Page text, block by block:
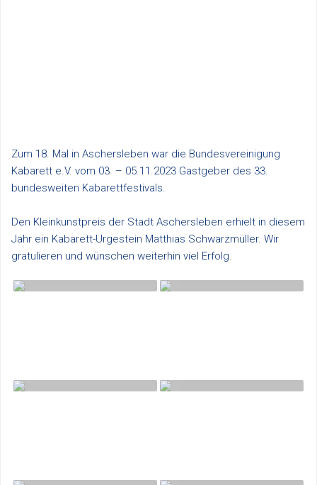
Zum 18. Mal in Aschersleben war die Bundesvereinigung
Kabarett e.V. vom 03. – 05.11.2023 Gastgeber des 33.
bundesweiten Kabarettfestivals.
Den Kleinkunstpreis der Stadt Aschersleben erhielt in diesem
Jahr ein Kabarett-Urgestein Matthias Schwarzmüller. Wir
gratulieren und wünschen weiterhin viel Erfolg.